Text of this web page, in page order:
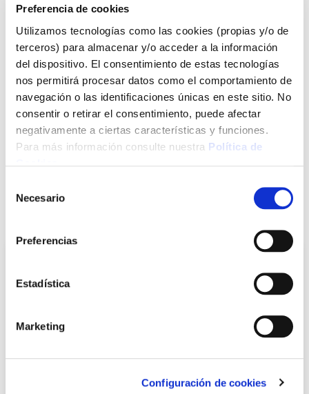
Preferencia de cookies
Utilizamos tecnologías como las cookies (propias y/o de
terceros) para almacenar y/o acceder a la información
del dispositivo. El consentimiento de estas tecnologías
nos permitirá procesar datos como el comportamiento de
navegación o las identificaciones únicas en este sitio. No
consentir o retirar el consentimiento, puede afectar
negativamente a ciertas características y funciones.
Para más información consulte nuestra Política de
Necesario
Preferencias
Estadística
Marketing
Configuración de cookies
Click&Collect - Recogida gratis
en nuestras tiendas
Envío a domicilio:
5 días hábiles
+ INFO